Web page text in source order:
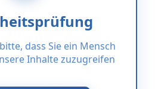
dass Sie ein Mensch
Inhalte zuzugreifen